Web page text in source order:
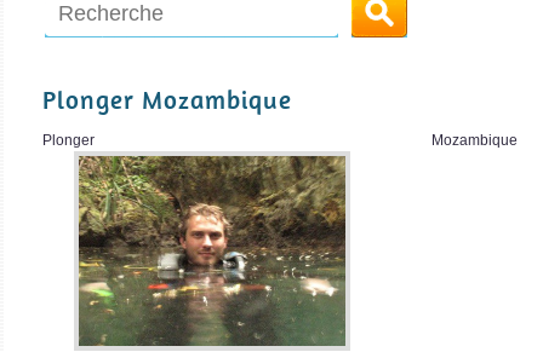
Plonger Mozambique
Plonger Mozambique